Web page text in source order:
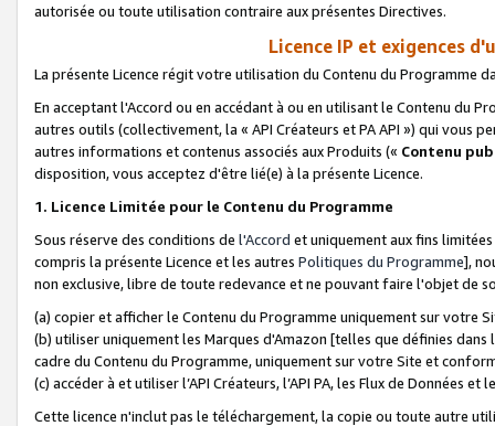
autorisée ou toute utilisation contraire aux présentes Directives.
Licence IP et exigences
La présente Licence régit votre utilisation du Contenu du Programme
En acceptant l'Accord ou en accédant à ou en utilisant le Contenu du
autres outils (collectivement, la « API Créateurs et PA API ») qui vous
autres informations et contenus associés aux Produits (« Contenu
disposition, vous acceptez d'être lié(e) à la présente Licence.
1. Licence Limitée pour le Contenu du Programme
Sous réserve des conditions de l'Accord et uniquement aux fins
compris la présente Licence et les autres Politiques du Programme],
non exclusive, libre de toute redevance et ne pouvant faire l'objet de
(a) copier et afficher le Contenu du Programme uniquement sur votre
(b) utiliser uniquement les Marques d'Amazon [telles que définies dans
cadre du Contenu du Programme, uniquement sur votre Site et
(c) accéder à et utiliser l’API Créateurs, l’API PA, les Flux de Données
Cette licence n'inclut pas le téléchargement, la copie ou toute autre